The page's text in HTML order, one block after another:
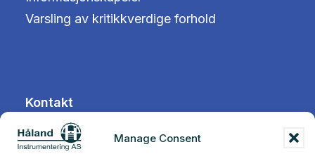
Manage Consent
Varsling av kritikkverdige forhold
Kontakt
Tangen 12